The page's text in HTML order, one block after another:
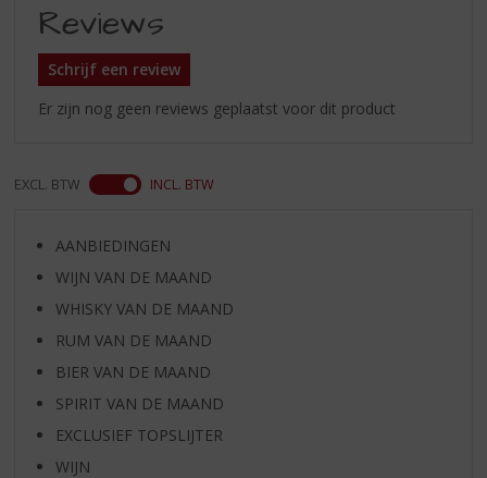
Reviews
Schrijf een review
Er zijn nog geen reviews geplaatst voor dit product
EXCL. BTW INCL. BTW
AANBIEDINGEN
WIJN VAN DE MAAND
WHISKY VAN DE MAAND
RUM VAN DE MAAND
BIER VAN DE MAAND
SPIRIT VAN DE MAAND
EXCLUSIEF TOPSLIJTER
WIJN